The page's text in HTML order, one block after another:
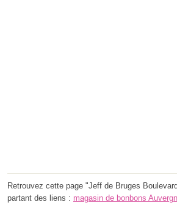
Retrouvez cette page "Jeff de Bruges
partant des liens : magasin de bonbons